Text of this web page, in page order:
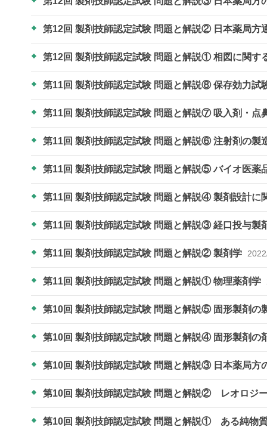
第12回 製剤技師認定試験 問題と解説② 日本薬局方
第12回 製剤技師認定試験 問題と解説① 相図に関す
第11回 製剤技師認定試験 問題と解説⑧ 保存効力試
第11回 製剤技師認定試験 問題と解説⑦ 吸入剤・点
第11回 製剤技師認定試験 問題と解説⑥ 注射剤の製
第11回 製剤技師認定試験 問題と解説⑤ バイオ医薬
第11回 製剤技師認定試験 問題と解説④ 製剤設計に
第11回 製剤技師認定試験 問題と解説③ 経口投与製
第11回 製剤技師認定試験 問題と解説② 製剤学
第11回 製剤技師認定試験 問題と解説① 物理薬剤学
第10回 製剤技師認定試験 問題と解説⑤ 固形製剤の
第10回 製剤技師認定試験 問題と解説④ 固形製剤の
第10回 製剤技師認定試験 問題と解説③ 日本薬局方
第10回 製剤技師認定試験 問題と解説② レオロジ
第10回 製剤技師認定試験 問題と解説① ある純物